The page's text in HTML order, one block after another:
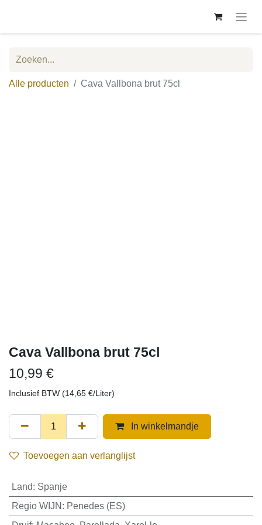
Alle producten Cava Vallbona brut 75cl
Cava Vallbona brut 75cl
10,99 €
Inclusief BTW (14,65 €/Liter)
In winkelmandje
Toevoegen aan verlanglijst
Land: Spanje
Regio WIJN : Penedes (ES)